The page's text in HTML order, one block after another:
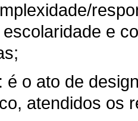
e
é o ato de
atendidos os